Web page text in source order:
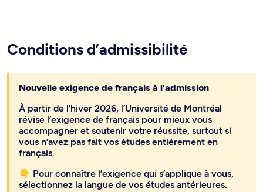
Conditions d’admissibilité
Nouvelle exigence de français à l’admission
À partir de l’hiver 2026, l’Université de Montréal
révise l’exigence de français pour mieux vous
accompagner et soutenir votre réussite, surtout si
vous n’avez pas fait vos études entièrement en
français.
👇 Pour connaître l’exigence qui s’applique à vous,
sélectionnez la langue de vos études antérieures.